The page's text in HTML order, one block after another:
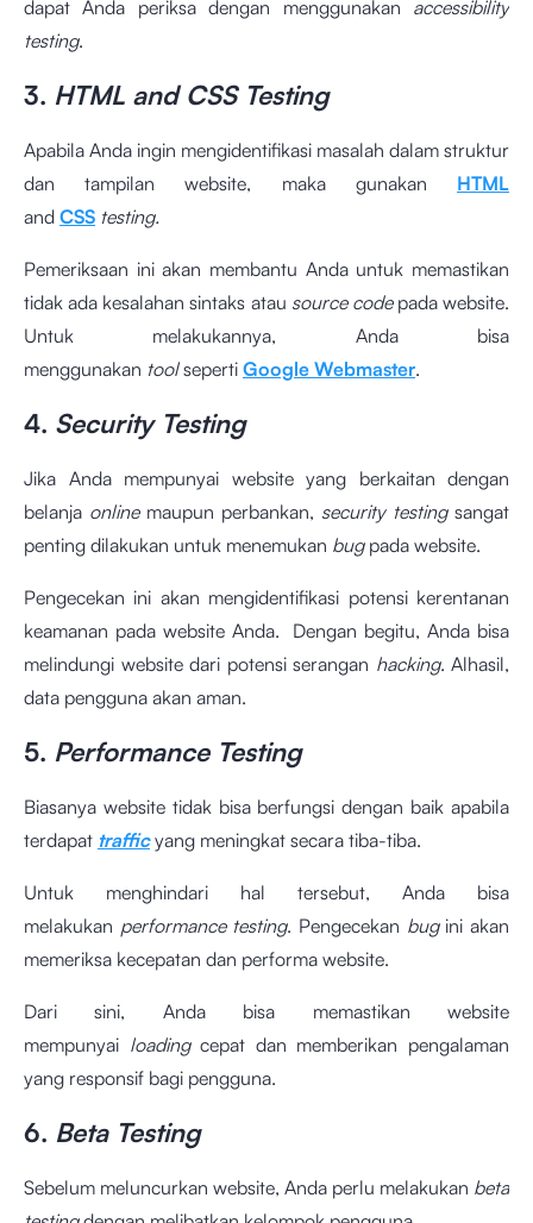
dapat Anda periksa dengan menggunakan accessibility
testing.
3. HTML and CSS Testing
Apabila Anda ingin mengidentifikasi masalah dalam struktur
dan tampilan website, maka gunakan HTML
and CSS testing.
Pemeriksaan ini akan membantu Anda untuk memastikan
tidak ada kesalahan sintaks atau source codepada website.
Untuk melakukannya, Anda bisa
menggunakan toolseperti Google Webmaster.
4. Security Testing
Jika Anda mempunyai website yang berkaitan dengan
belanja onlinemaupun perbankan, security testingsangat
penting dilakukan untuk menemukan bugpada website.
Pengecekan ini akan mengidentifikasi potensi kerentanan
keamanan pada website Anda. Dengan begitu, Anda bisa
melindungi website dari potensi serangan hacking. Alhasil,
data pengguna akan aman.
5. Performance Testing
Biasanya website tidak bisa berfungsi dengan baik apabila
terdapat trafficyang meningkat secara tiba-tiba.
Untuk menghindari hal tersebut, Anda bisa
melakukan performance testing. Pengecekan bug ini akan
memeriksa kecepatan dan performa website.
Dari sini, Anda bisa memastikan website
mempunyai loadingcepat dan memberikan pengalaman
yang responsif bagi pengguna.
6. Beta Testing
Sebelum meluncurkan website, Anda perlu melakukan beta